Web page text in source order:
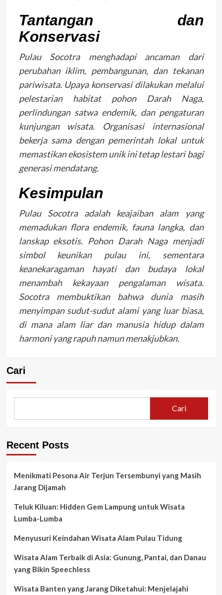
Tantangan dan
Konservasi
Pulau Socotra menghadapi ancaman dari
perubahan iklim, pembangunan, dan tekanan
pariwisata. Upaya konservasi dilakukan melalui
pelestarian habitat pohon Darah Naga,
perlindungan satwa endemik, dan pengaturan
kunjungan wisata. Organisasi internasional
bekerja sama dengan pemerintah lokal untuk
memastikan ekosistem unik ini tetap lestari bagi
generasi mendatang.
Kesimpulan
Pulau Socotra adalah keajaiban alam yang
memadukan flora endemik, fauna langka, dan
lanskap eksotis. Pohon Darah Naga menjadi
simbol keunikan pulau ini, sementara
keanekaragaman hayati dan budaya lokal
menambah kekayaan pengalaman wisata.
Socotra membuktikan bahwa dunia masih
menyimpan sudut-sudut alami yang luar biasa,
di mana alam liar dan manusia hidup dalam
harmoni yang rapuh namun menakjubkan.
Cari
Cari
Recent Posts
Menikmati Pesona Air Terjun Tersembunyi yang Masih
Jarang Dijamah
Teluk Kiluan: Hidden Gem Lampung untuk Wisata
Lumba-Lumba
Menyusuri Keindahan Wisata Alam Pulau Tidung
Wisata Alam Terbaik di Asia: Gunung, Pantai, dan Danau
yang Bikin Speechless
Wisata Banten yang Jarang Diketahui: Menjelajahi